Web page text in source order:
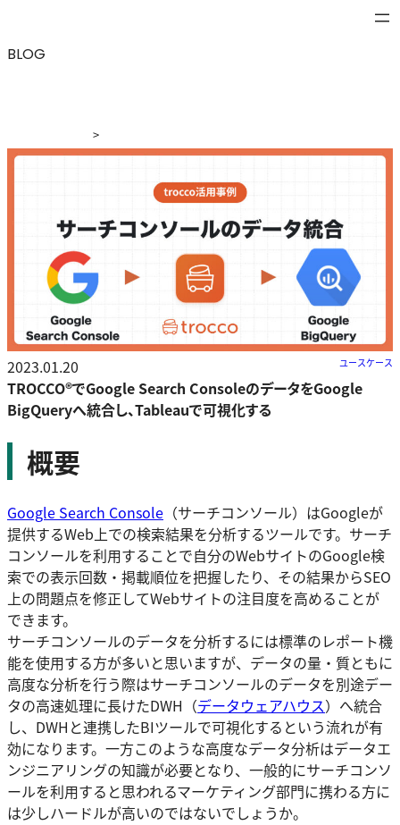
BLOG
>
ブログ>TROCCO®でGoogle Search Consoleのデータを
Google BigQueryへ統合し、Tableauで可視化する
2023.01.20 ユースケース
TROCCO®でGoogle Search ConsoleのデータをGoogle
BigQueryへ統合し、Tableauで可視化する
概要
Google Search Console （サーチコンソール）はGoogleが
提供するWeb上での検索結果を分析するツールです。サーチ
コンソールを利用することで自分のWebサイトのGoogle検
索での表示回数・掲載順位を把握したり、その結果からSEO
上の問題点を修正してWebサイトの注目度を高めることが
できます。
サーチコンソールのデータを分析するには標準のレポート機
能を使用する方が多いと思いますが、データの量・質ともに
高度な分析を行う際はサーチコンソールのデータを別途デー
タの高速処理に長けたDWH（データウェアハウス）へ統合
し、DWHと連携したBIツールで可視化するという流れが有
効になります。一方このような高度なデータ分析はデータエ
ンジニアリングの知識が必要となり、一般的にサーチコンソ
ールを利用すると思われるマーケティング部門に携わる方に
は少しハードルが高いのではないでしょうか。